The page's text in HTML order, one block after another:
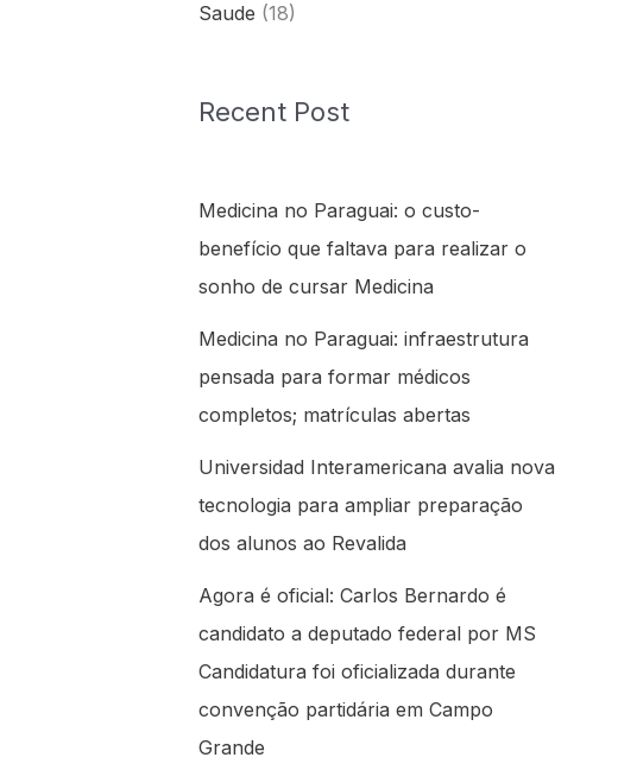
Saude (18)
Recent Post
Medicina no Paraguai: o custo-
benefício que faltava para realizar o
sonho de cursar Medicina
Medicina no Paraguai: infraestrutura
pensada para formar médicos
completos; matrículas abertas
Universidad Interamericana avalia nova
tecnologia para ampliar preparação
dos alunos ao Revalida
Agora é oficial: Carlos Bernardo é
candidato a deputado federal por MS
Candidatura foi oficializada durante
convenção partidária em Campo
Grande